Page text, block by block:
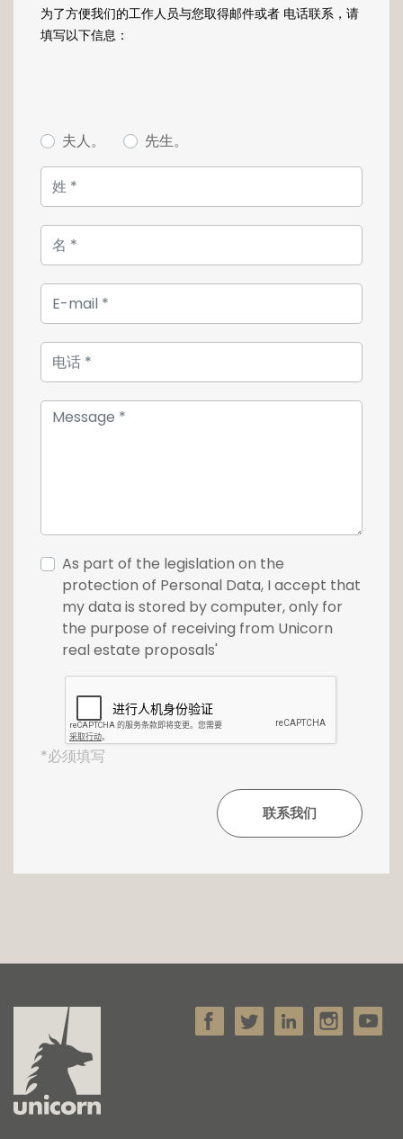
Pour plus d'informations, contactez
为了方便我们的工作人员与您取得邮件或者 电话联系，请
填写以下信息：
夫人。 先生。
As part of the legislation on the
protection of Personal Data, I accept that
my data is stored by computer, only for
the purpose of receiving from Unicorn
real estate proposals'
*必须填写